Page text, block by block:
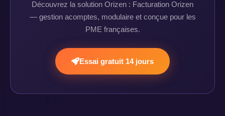
Découvrez la solution Orizen : Facturation Orizen
— gestion acomptes, modulaire et conçue pour les
PME françaises.
Essai gratuit 14 jours